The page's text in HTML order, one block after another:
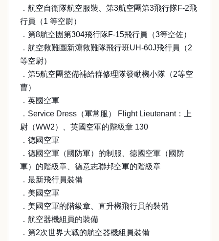
．航空自衛隊航空服裝、第3航空團第3飛行隊F-2飛
行員（1 等空尉）
．第8航空團第304飛行隊F-15飛行員（3等空佐）
．航空救難團新瀉救難隊飛行班UH-60J飛行員（2
等空尉）
．第5航空團整備補給群修理隊發動機小隊（2等空
曹）
．英國空軍
．Service Dress（軍常服） Flight Lieutenant：上
尉（WW2）、英國空軍的階級章 130
．德國空軍
．德國空軍（國防軍）的制服、德國空軍（國防
軍）的階級章、德意志聯邦空軍的階級章
．最新飛行員裝備
．美國空軍
．美國空軍的階級章、直升機飛行員的裝備
．航空器機組員的裝備
．第2次世界大戰的航空器機組員裝備